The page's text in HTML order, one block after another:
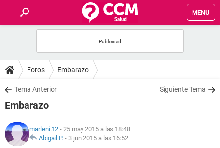
MENU
FOROS
SALUD
NUTRICIÓN
Foros Embarazo
Tema Anterior Siguiente Tema
Embarazo
marleni.12 - 25 may 2015 a las 18:48
Abigail P. - 3 jun 2015 a las 16:52